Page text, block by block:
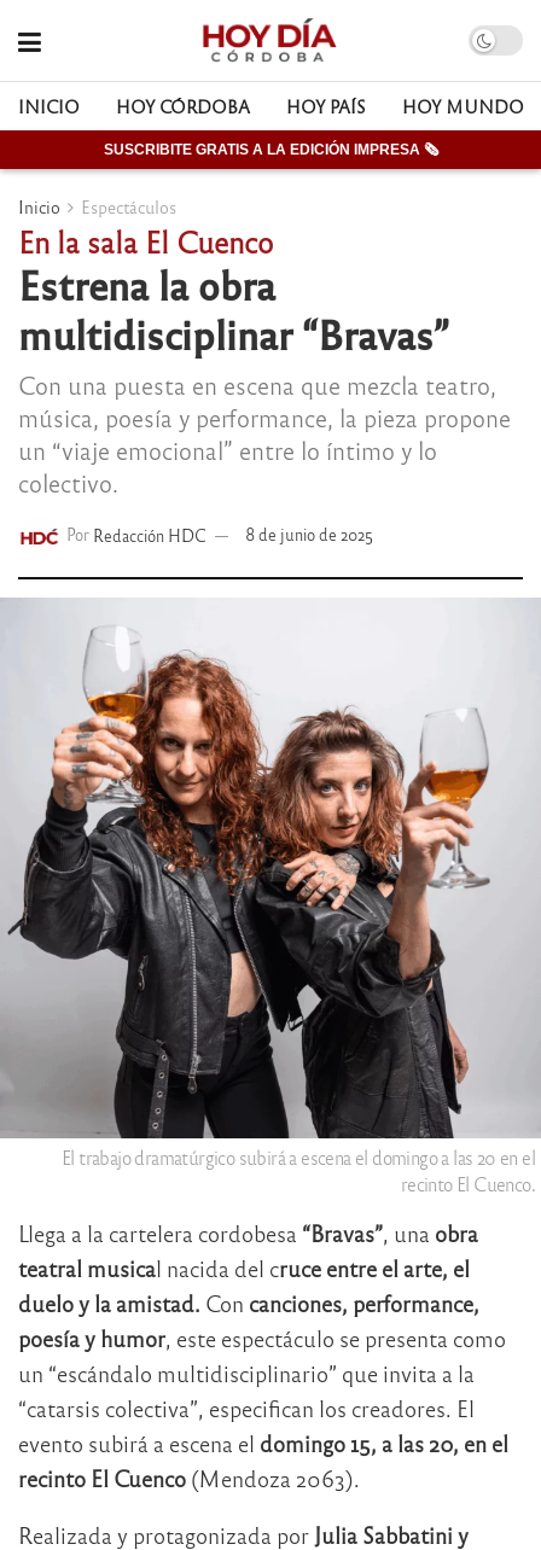
INICIO HOY CÓRDOBA HOY PAÍS HOY MUNDO
SUSCRIBITE GRATIS A LA EDICIÓN IMPRESA 🗞
Inicio Espectáculos
En la sala El Cuenco
Estrena la obra
multidisciplinar “Bravas”
Con una puesta en escena que mezcla teatro,
música, poesía y performance, la pieza propone
un “viaje emocional” entre lo íntimo y lo
colectivo.
Por Redacción HDC 8 de junio de 2025
El trabajo dramatúrgico subirá a escena el domingo a las 20 en el
recinto El Cuenco.
Llega a la cartelera cordobesa “Bravas”, una obra
teatral musical nacida del cruce entre el arte, el
duelo y la amistad. Con canciones, performance,
poesía y humor, este espectáculo se presenta como
un “escándalo multidisciplinario” que invita a la
“catarsis colectiva”, especifican los creadores. El
evento subirá a escena el domingo 15, a las 20, en el
recinto El Cuenco (Mendoza 2063).
Realizada y protagonizada por Julia Sabbatini y